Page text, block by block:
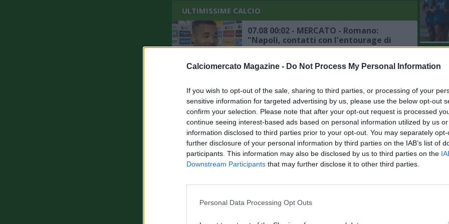
Calciomercato Magazine - Do Not Process My Personal Information
If you wish to opt-out of the sale, sharing to third parties, or processing of your
sensitive information for targeted advertising by us, please use the below opt-out
confirm your selection. Please note that after your opt-out request is processed
continue seeing interest-based ads based on personal information utilized by us
information disclosed to third parties prior to your opt-out. You may separately
further disclosure of your personal information by third parties on the IAB’s list of
participants. This information may also be disclosed by us to third parties on the
Downstream Participants that may further disclose it to other third parties.
Personal Data Processing Opt Outs
ULTIMISSIME CALCIO
07.08 00:02 - MERCATO - Romano:
"Napoli, contatti con l'entourage di
Gabriel Jesus"
diversi club su Badiashile, ma il
difensore vuole il Napoli, ecco cosa
frena la trattativa
06.08 22:52 - MERCATO - Schira:
"Atalanta, offerti 12 milioni per
Kristensen, l'Udinese ne vuole di più, i
dettagli"
ancora zero uscite sul mercato, per i
salutare
06.08 13:38 - MERCATO - Roma, ai
del